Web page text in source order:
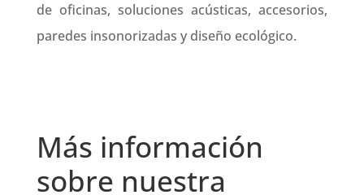
de oficinas, soluciones acústicas, accesorios,
paredes insonorizadas y diseño ecológico.
Más información
sobre nuestra